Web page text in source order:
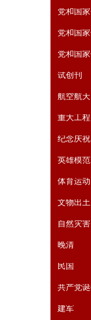
党和国
党和国
党和国
试创刊
航空航天
重大工程
纪念庆祝
英雄模范
体育运动
文物出土
自然灾害
晚清
民国
共产党
建军